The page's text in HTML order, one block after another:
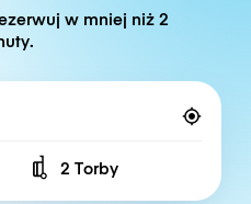
w mniej niż 2
Number of bags
2 Torby